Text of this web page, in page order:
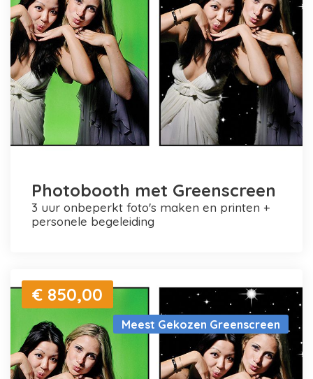
Photobooth met Greenscreen
3 uur onbeperkt foto's maken en printen +
personele begeleiding
Meest Gekozen Greenscreen
€ 850,00